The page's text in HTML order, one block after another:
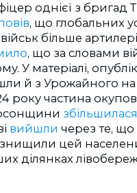
однієї з
, що глобальних
більше
, що за словами
У матеріалі,
й з Урожайного
частина
збільшилася
вийшли через те,
знищили цей
ділянках